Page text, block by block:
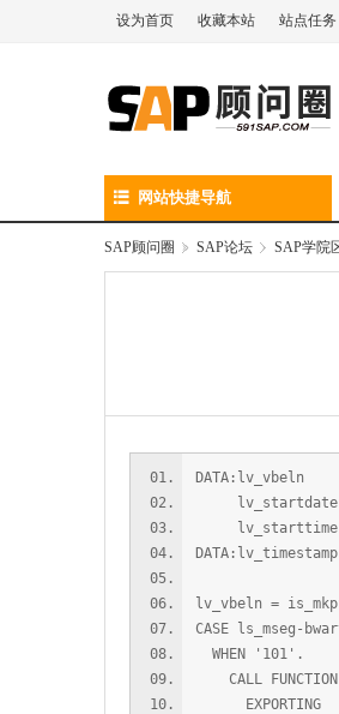
设为首页 收藏本站 站点任务
网站快捷导航
SAP顾问圈 » SAP论坛 › SAP学院
DATA:lv_vbeln
lv_startdate
lv_starttime
lv_vbeln =
CASE ls_mseg-
WHEN '101'.
CALL FUNCTION
EXPORTING